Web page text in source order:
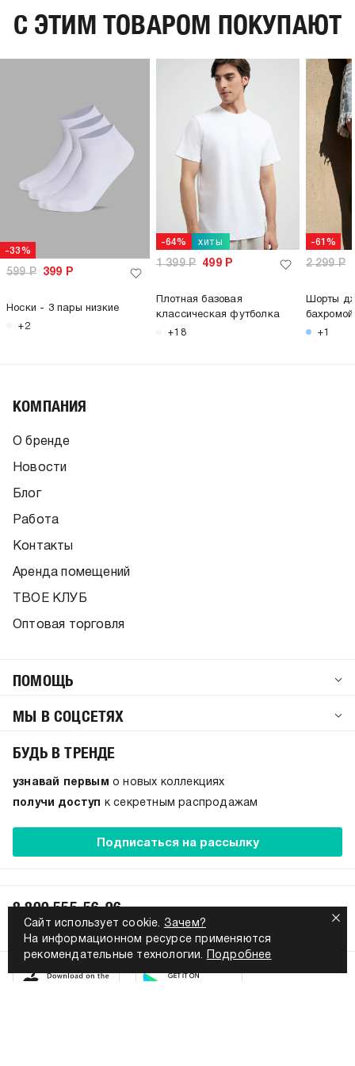
C ЭТИМ ТОВАРОМ ПОКУПАЮТ
-33%
599Р 399 Р
Носки - 3 пары низкие
+2
-64% хиты
1 399Р 499Р
Плотная базовая
классическая футболка
+18
-61%
2 299Р
Шорты
бахромой
+1
Сайт использует cookie. Зачем?
На информационном ресурсе применяются
рекомендательные технологии.
Подробнее
КОМПАНИЯ
О бренде
Новости
Блог
Работа
Контакты
Аренда помещений
ТВОЕ КЛУБ
Оптовая торговля
ПОМОЩЬ
МЫ В СОЦСЕТЯХ
БУДЬ В ТРЕНДЕ
узнавай первым о новых коллекциях
получи доступ
к секретным распродажам
Подписаться на рассылку
8 800 555-56-96
Ежедневно с 9:00 до 21:00 по Москве